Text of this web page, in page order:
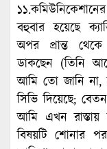
১১.কমিউনিকেশানের
বহুবার হয়েছে
অপর প্রান্ত
ডাকছেন (তিনি
আমি তো জানি না,
সিভি দিয়েছে;
আমি এখন
বিষয়টি শোনার